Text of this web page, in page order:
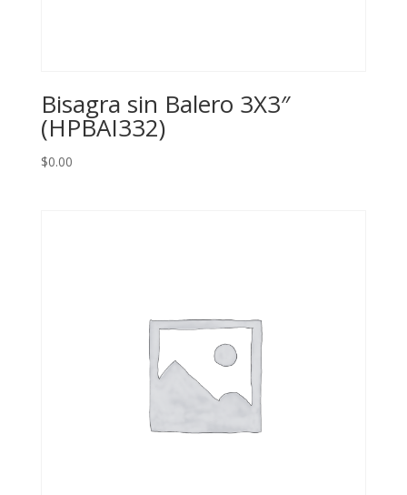
Bisagra sin Balero 3X3″
(HPBAI332)
$0.00